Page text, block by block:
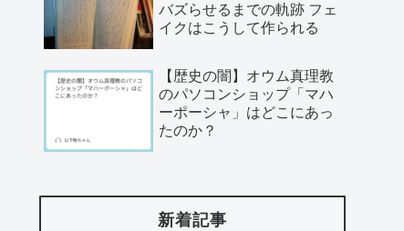
バズらせるまでの軌跡 フェ
イクはこうして作られる
【歴史の闇】オウム真理教
のパソコンショップ「マハ
ーポーシャ」はどこにあっ
たのか？
新着記事